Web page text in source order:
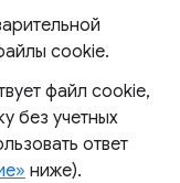
cookie.
файл cookie,
без учетных
ответ
ниже).